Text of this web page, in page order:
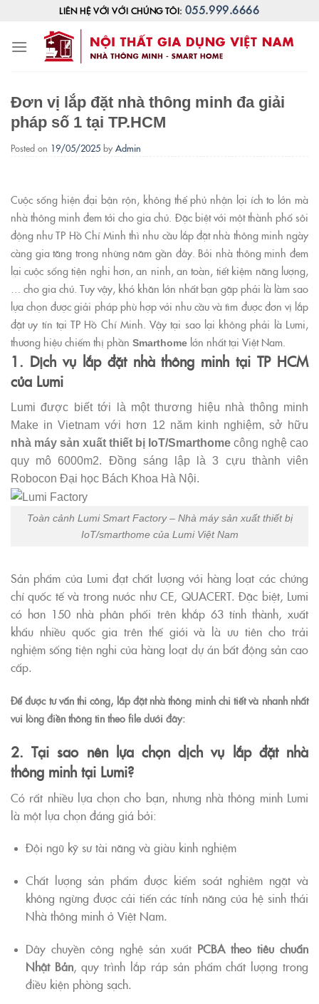
content
LIÊN HỆ VỚI VỚI CHÚNG TÔI: 055.999.6666
Đơn vị lắp đặt nhà thông minh đa giải
pháp số 1 tại TP.HCM
Posted on 19/05/2025 by Admin
Cuộc sống hiện đại bận rộn, không thể phủ nhận lợi ích to lớn mà
nhà thông minh đem tới cho gia chủ. Đặc biệt với một thành phố sôi
động như TP Hồ Chí Minh thì nhu cầu lắp đặt nhà thông minh ngày
càng gia tăng trong những năm gần đây. Bởi nhà thông minh đem
lại cuộc sống tiện nghi hơn, an ninh, an toàn, tiết kiệm năng lượng,
… cho gia chủ. Tuy vậy, khó khăn lớn nhất bạn gặp phải là làm sao
lựa chọn được giải pháp phù hợp với nhu cầu và tìm được đơn vị lắp
đặt uy tín tại TP Hồ Chí Minh. Vậy tại sao lại không phải là Lumi,
thương hiệu chiếm thị phần Smarthome lớn nhất tại Việt Nam.
1. Dịch vụ lắp đặt nhà thông minh tại TP HCM
của Lumi
Lumi được biết tới là một thương hiệu nhà thông minh
Make in Vietnam với hơn 12 năm kinh nghiệm, sở hữu
nhà máy sản xuất thiết bị IoT/Smarthome công nghệ cao
quy mô 6000m2. Đồng sáng lập là 3 cựu thành viên
Robocon Đại học Bách Khoa Hà Nội.
Toàn cảnh Lumi Smart Factory – Nhà máy sản xuất thiết bị
IoT/smarthome của Lumi Việt Nam
Sản phẩm của Lumi đạt chất lượng với hàng loạt các chứng
chỉ quốc tế và trong nước như CE, QUACERT. Đặc biệt, Lumi
có hơn 150 nhà phân phối trên khắp 63 tỉnh thành, xuất
khẩu nhiều quốc gia trên thế giới và là ưu tiên cho trải
nghiệm sống tiện nghi của hàng loạt dự án bất động sản cao
cấp.
Để được tư vấn thi công, lắp đặt nhà thông minh chi tiết và nhanh nhất
vui lòng điền thông tin theo file dưới đây:
2. Tại sao nên lựa chọn dịch vụ lắp đặt nhà
thông minh tại Lumi?
Có rất nhiều lựa chọn cho bạn, nhưng nhà thông minh Lumi
là một lựa chọn đáng giá bởi:
Đội ngũ kỹ sư tài năng và giàu kinh nghiệm
Chất lượng sản phẩm được kiểm soát nghiêm ngặt và
không ngừng được cải tiến các tính năng của hệ sinh thái
Nhà thông minh ở Việt Nam.
Dây chuyền công nghệ sản xuấtPCBA theo tiêu chuẩn
Nhật Bản, quy trình lắp ráp sản phẩm chất lượng trong
điều kiện phòng sạch.